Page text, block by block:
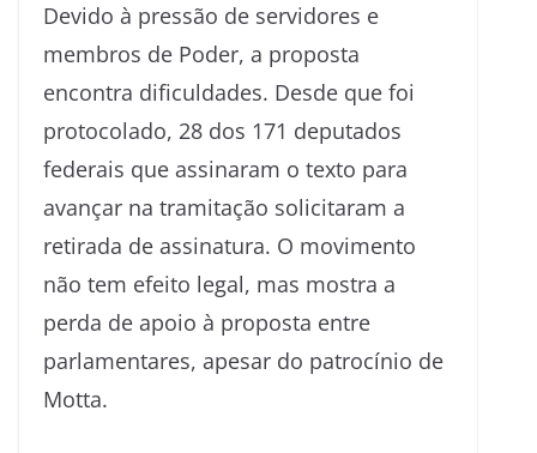
Devido à pressão de servidores e
membros de Poder, a proposta
encontra dificuldades. Desde que foi
protocolado, 28 dos 171 deputados
federais que assinaram o texto para
avançar na tramitação solicitaram a
retirada de assinatura. O movimento
não tem efeito legal, mas mostra a
perda de apoio à proposta entre
parlamentares, apesar do patrocínio de
Motta.